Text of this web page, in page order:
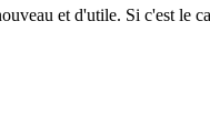
et d'utile. Si c'est le